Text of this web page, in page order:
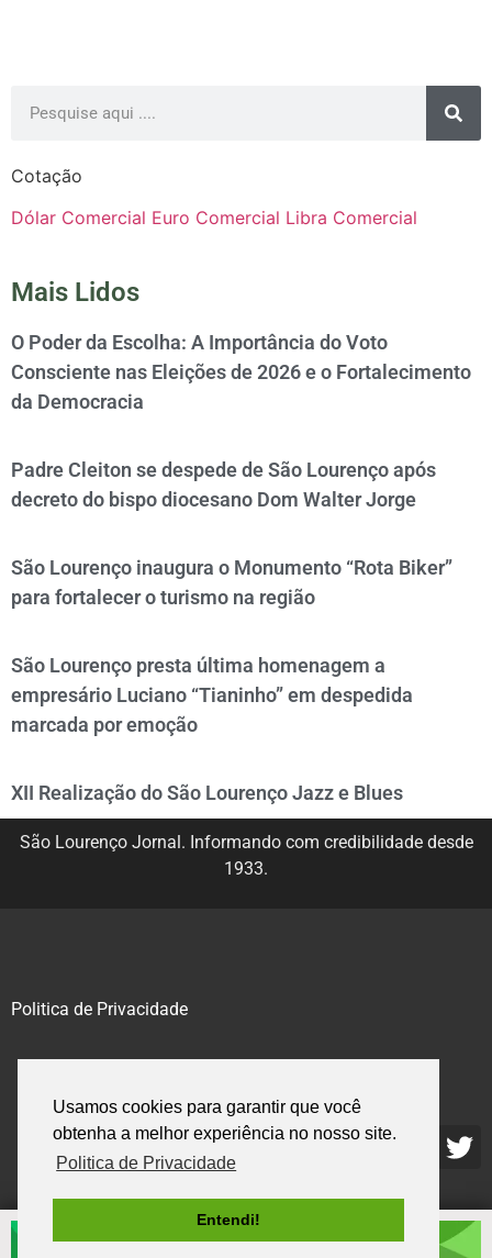
Usamos cookies para garantir que você
obtenha a melhor experiência no nosso site.
Politica de Privacidade
Entendi!
Cotação
Dólar Comercial Euro Comercial Libra Comercial
Mais Lidos
O Poder da Escolha: A Importância do Voto
Consciente nas Eleições de 2026 e o Fortalecimento
da Democracia
Padre Cleiton se despede de São Lourenço após
decreto do bispo diocesano Dom Walter Jorge
São Lourenço inaugura o Monumento “Rota Biker”
para fortalecer o turismo na região
São Lourenço presta última homenagem a
empresário Luciano “Tianinho” em despedida
marcada por emoção
XII Realização do São Lourenço Jazz e Blues
São Lourenço Jornal. Informando com credibilidade desde
1933.
Politica de Privacidade